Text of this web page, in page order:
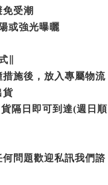
受潮
或強光曝曬
∥
施後，放入專屬物流
貨
隔日即可到達(週日順
問題歡迎私訊我們諮